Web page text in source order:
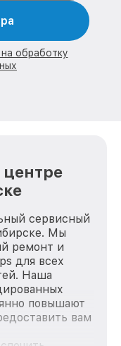
обработку
сервисный
Мы
ремонт и
для всех
Наша
повышают
вам